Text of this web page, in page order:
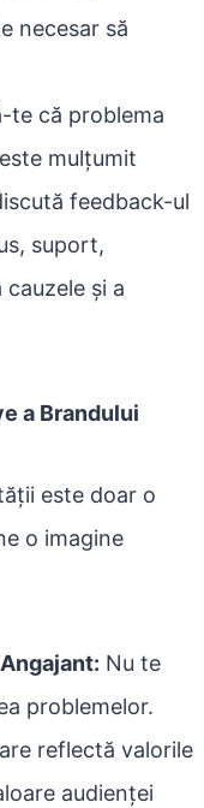
necesar să
te că problema
mulțumit
feedback-ul
suport,
și a
a Brandului
este doar o
o imagine
Nu te
problemelor.
reflectă valorile
audienței